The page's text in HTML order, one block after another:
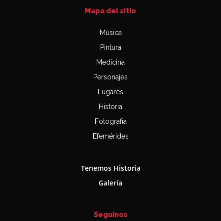
Mapa del sitio
Música
Pintura
Medicina
Personajes
Lugares
Historia
Fotografía
Efemérides
Tenemos Historia
Galería
Seguinos